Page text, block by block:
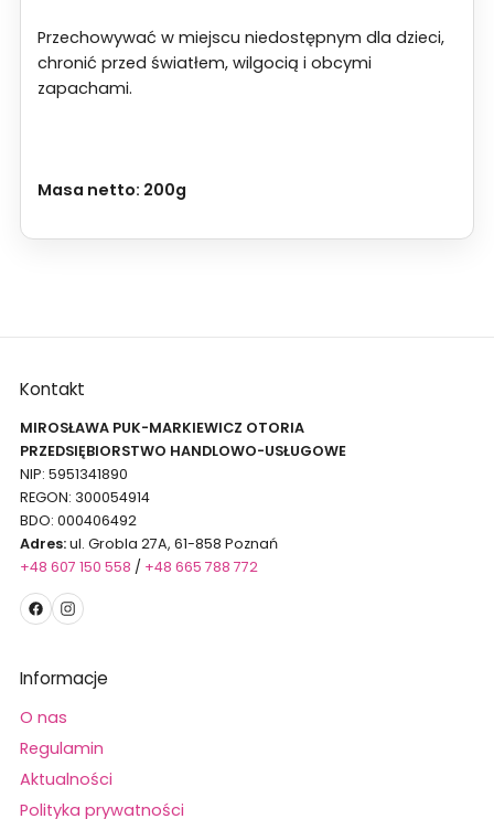
Przechowywać w miejscu niedostępnym dla dzieci,
chronić przed światłem, wilgocią i obcymi
zapachami.
Masa netto: 200g
Kontakt
MIROSŁAWA PUK-MARKIEWICZ OTORIA
PRZEDSIĘBIORSTWO HANDLOWO-USŁUGOWE
NIP: 5951341890
REGON: 300054914
BDO: 000406492
Adres:ul. Grobla 27A, 61-858 Poznań
+48 607 150 558 / +48 665 788 772
Informacje
O nas
Regulamin
Aktualności
Polityka prywatności